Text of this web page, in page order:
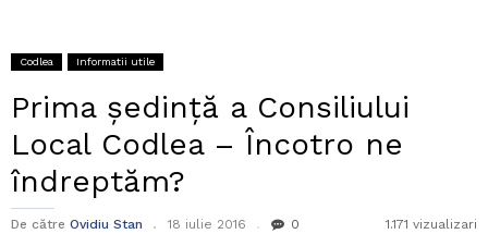
Codlea Informatii utile
Prima ședință a Consiliului
Local Codlea – Încotro ne
îndreptăm?
De către Ovidiu Stan 18 iulie 2016 0 1.171 vizualizari